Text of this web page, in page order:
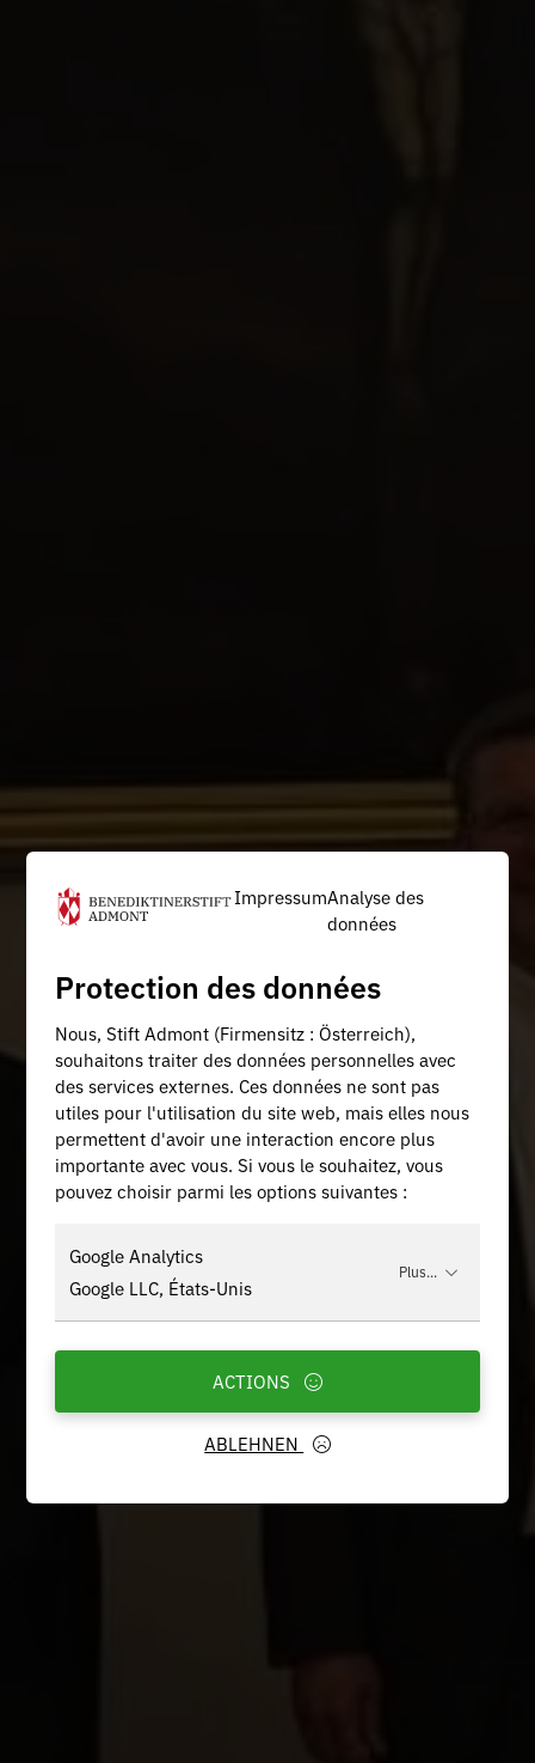
ImpressumAnalyse des
données
Protection des données
Nous, Stift Admont (Firmensitz : Österreich),
souhaitons traiter des données personnelles avec
des services externes. Ces données ne sont pas
utiles pour l'utilisation du site web, mais elles nous
permettent d'avoir une interaction encore plus
importante avec vous. Si vous le souhaitez, vous
pouvez choisir parmi les options suivantes :
Google Analytics
Google LLC, États-Unis
Plus...
ABLEHNEN
ACTIONS